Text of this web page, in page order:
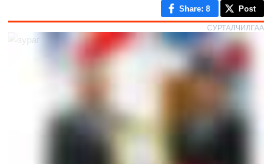
Share: 8 Post
СУРТАЛЧИЛГАА